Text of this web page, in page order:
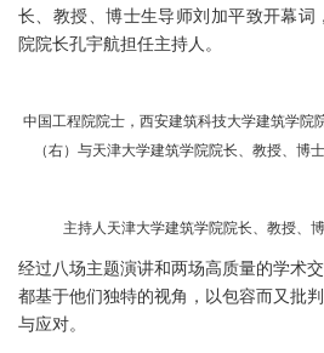
长、教授、博士生导师刘加平致开幕词
院院长孔宇航担任主持人。
中国工程院院士，西安建筑科技大学建筑学院
（右）与天津大学建筑学院院长、教授、博
主持人天津大学建筑学院院长、教授、
经过八场主题演讲和两场高质量的学术
都基于他们独特的视角，以包容而又批
与应对。